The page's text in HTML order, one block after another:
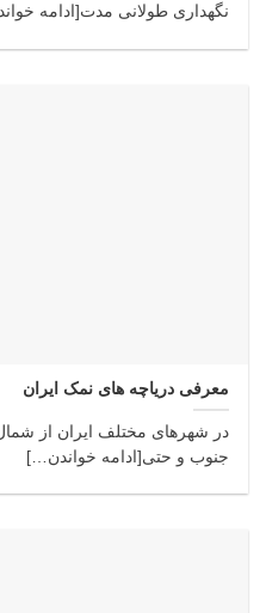
نگهداری طولانی مدت[ادامه
معرفی دریاچه های نمک ایران
در شهرهای مختلف ایران از
جنوب و حتی[ادامه خواندن…]